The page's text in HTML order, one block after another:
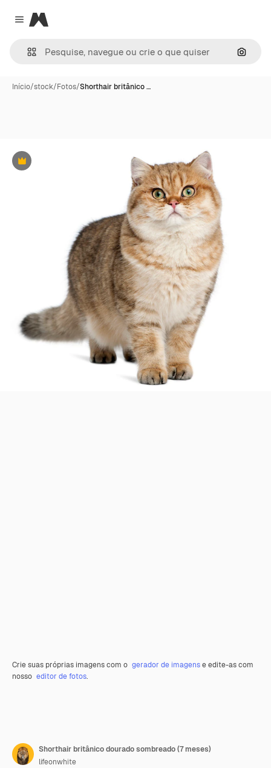
Close menu
Magnific
Início/stock/Fotos/Shorthair britânico …
Premium
Crie suas próprias imagens com o gerador de imagense edite-as com
nosso editor de fotos.
Shorthair britânico dourado sombreado (7 meses)
lifeonwhite